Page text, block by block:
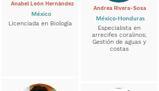
México
Anabel León Hernández
Licenciada en Biología
México-Honduras
Andrea Rivera-Sosa
Especialista en
arrecifes coralinos;
Gestión de aguas y
costas